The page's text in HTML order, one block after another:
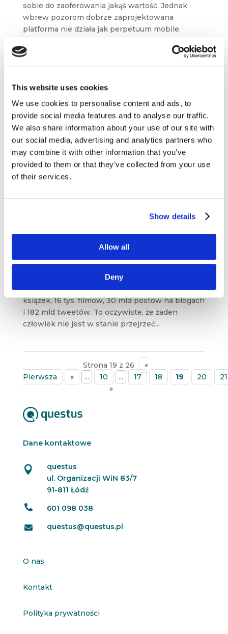
This website uses cookies
We use cookies to personalise content and ads, to
provide social media features and to analyse our traffic.
We also share information about your use of our site with
our social media, advertising and analytics partners who
may combine it with other information that you’ve
provided to them or that they’ve collected from your use
of their services.
Show details
Allow all
Deny
sobie do zaoferowania jakąś wartość. Jednak
wbrew pozorom dobrze zaprojektowana
platforma nie działa jak perpetuum mobile.
użytkowników w tym, aby byli aktywni
i generowali jak...
paź 10, 2018|Artykuły,Trendy
Większość osób, która słyszała o Dolinie
Krzemowej, kojarzy ją z ostatnimi 20-30 latami
i rozwojem firm internetowych – Apple, Google
czy Facebookiem. Znacznie mniej wie, że swoje
początki miały tam również takie firmy, jak Xerox
Badania behawioralne, storytelling i old-
marketingowej #1
Blogosfera,Wiedza
Jak wylicza Kevin Kelly, redaktor naczelny
magazynu Wired i autor książki „The Inevitable” –
każdego roku powstaje 8 mln utworów, 2 mln
książek, 16 tys. filmów, 30 mld postów na blogach
i 182 mld tweetów. To oczywiste, że żaden
człowiek nie jest w stanie przejrzeć...
Strona 19 z 26
«
Pierwsza
« ... 10 ... 17 18 19 20
21
»
Dane kontaktowe

questus
ul. Organizacji WiN 83/7
91-811 Łódź
 601 098 038
 questus@questus.pl
O nas
Kontakt
Polityka prywatności